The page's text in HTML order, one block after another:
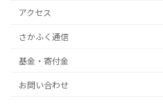
アクセス
さかふく通信
基金・寄付金
お問い合わせ